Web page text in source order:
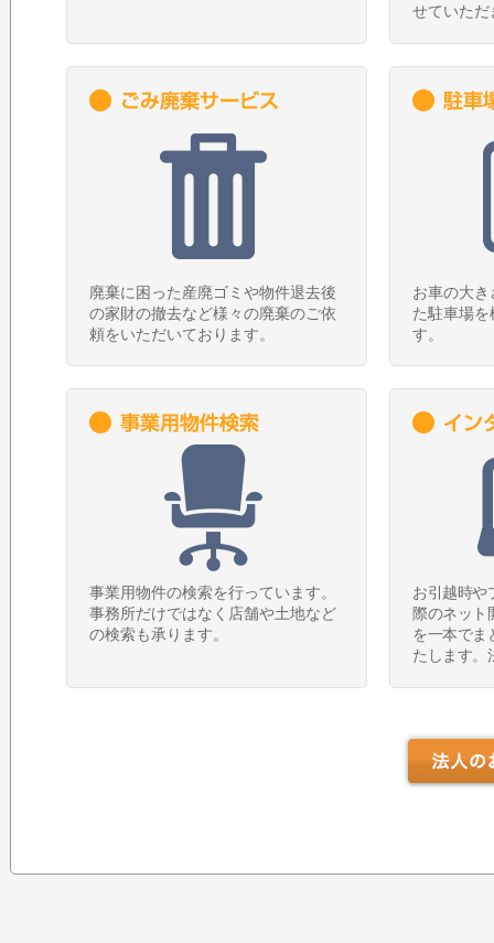
せていただ
廃棄に困った産廃ゴミや物件退去後
の家財の撤去など様々の廃棄のご依
頼をいただいております。
お車の大
た駐車場
す。
事業用物件の検索を行っています。
事務所だけではなく店舗や土地など
の検索も承ります。
お引越時や
際のネット
を一本でま
たします。